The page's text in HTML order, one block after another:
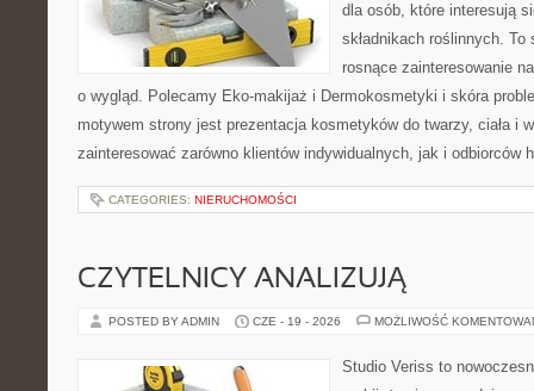
dla osób, które interesują
składnikach roślinnych.
rosnące zainteresowanie
o wygląd. Polecamy Eko-makijaż i Dermokosmetyki i skóra
motywem strony jest prezentacja kosmetyków do twarzy, ciała i
zainteresować zarówno klientów indywidualnych, jak i
CATEGORIES: NIERUCHOMOŚCI
CZYTELNICY ANALIZUJĄ
POSTED BY ADMIN CZE - 19 - 2026 MOŻLIWOŚĆ
Studio Veriss to